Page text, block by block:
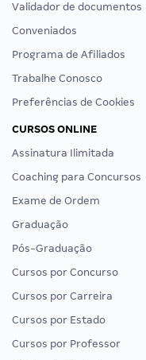
Validador de documentos
Conveniados
Programa de Afiliados
Trabalhe Conosco
Preferências de Cookies
CURSOS ONLINE
Assinatura Ilimitada
Coaching para Concursos
Exame de Ordem
Graduação
Pós-Graduação
Cursos por Concurso
Cursos por Carreira
Cursos por Estado
Cursos por Professor